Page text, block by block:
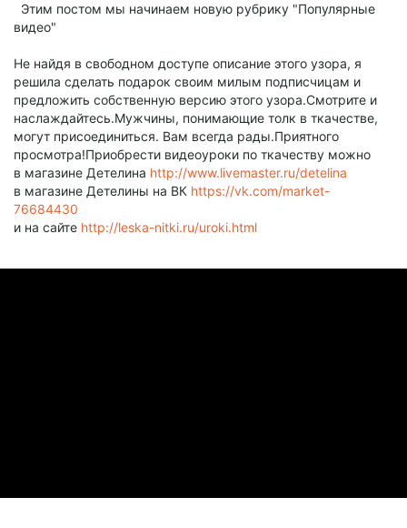
Этим постом мы начинаем новую рубрику "Популярные
видео"
Не найдя в свободном доступе описание этого узора, я
решила сделать подарок своим милым подписчицам и
предложить собственную версию этого узора.Смотрите и
наслаждайтесь.Мужчины, понимающие толк в ткачестве,
могут присоединиться. Вам всегда рады.Приятного
просмотра!Приобрести видеоуроки по ткачеству можно
в магазине Детелина http://www.livemaster.ru/detelina
в магазине Детелины на ВК https://vk.com/market-
76684430
и на сайте http://leska-nitki.ru/uroki.html